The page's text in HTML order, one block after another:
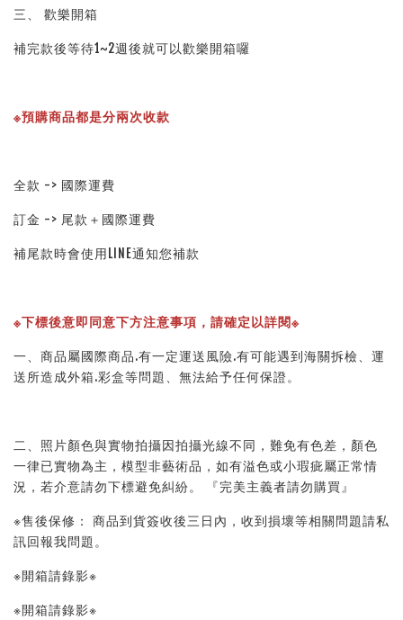
三、 歡樂開箱
補完款後等待1~2週後就可以歡樂開箱囉
※預購商品都是分兩次收款
全款 -> 國際運費
訂金 -> 尾款＋國際運費
補尾款時會使用LINE通知您補款
※下標後意即同意下方注意事項，請確定以詳閱※
一、商品屬國際商品.有一定運送風險.有可能遇到海關拆檢、運
送所造成外箱.彩盒等問題、無法給予任何保證。
二、照片顏色與實物拍攝因拍攝光線不同，難免有色差，顏色
一律已實物為主，模型非藝術品，如有溢色或小瑕疵屬正常情
況，若介意請勿下標避免糾紛。 『完美主義者請勿購買』
※售後保修： 商品到貨簽收後三日內，收到損壞等相關問題請私
訊回報我問題。
※開箱請錄影※
※開箱請錄影※